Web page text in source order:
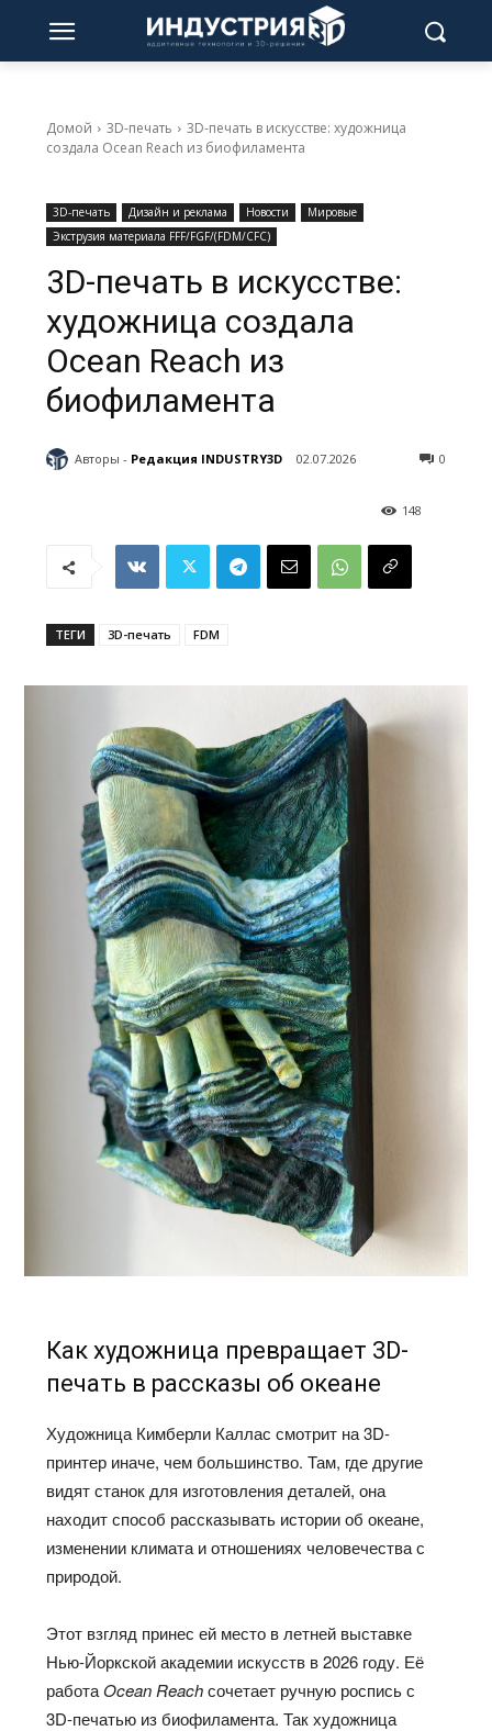
Домой 3D-печать
3D-печать в искусстве: художница
создала Ocean Reach из биофиламента
3D-печать Дизайн и реклама Новости
Мировые
Экструзия материала FFF/FGF/(FDM/CFC)
3D-печать в искусстве:
художница создала
Ocean Reach из
биофиламента
Авторы - Редакция INDUSTRY3D 02.07.2026 0
148
ТЕГИ 3D-печать FDM
Как художница превращает 3D-
печать в рассказы об океане
Художница Кимберли Каллас смотрит на 3D-
принтер иначе, чем большинство. Там, где другие
видят станок для изготовления деталей, она
находит способ рассказывать истории об океане,
изменении климата и отношениях человечества с
природой.
Этот взгляд принес ей место в летней выставке
Нью-Йоркской академии искусств в 2026 году. Её
работаOcean Reachсочетает ручную роспись с
3D-печатью из биофиламента. Так художница